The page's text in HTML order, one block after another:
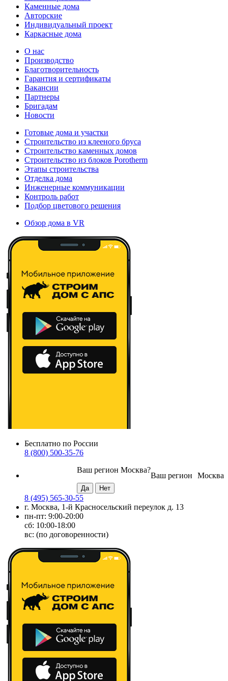
Каменные дома
Авторские
Индивидуальный проект
Каркасные дома
О нас
Производство
Благотворительность
Гарантия и сертификаты
Вакансии
Партнеры
Бригадам
Новости
Готовые дома и участки
Строительство из клееного бруса
Строительство каменных домов
Строительство из блоков Porotherm
Этапы строительства
Отделка дома
Инженерные коммуникации
Контроль работ
Подбор цветового решения
Обзор дома в VR
Бесплатно по России
8 (800) 500-35-76
Москва
Ваш регион
Ваш регион Москва?
8 (495) 565-30-55
г. Москва, 1-й Красносельский переулок д. 13
пн-пт: 9:00-20:00
сб: 10:00-18:00
вс: (по договоренности)